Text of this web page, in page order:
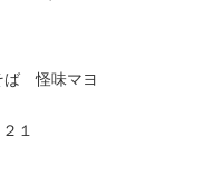
ば 怪味マヨ
１